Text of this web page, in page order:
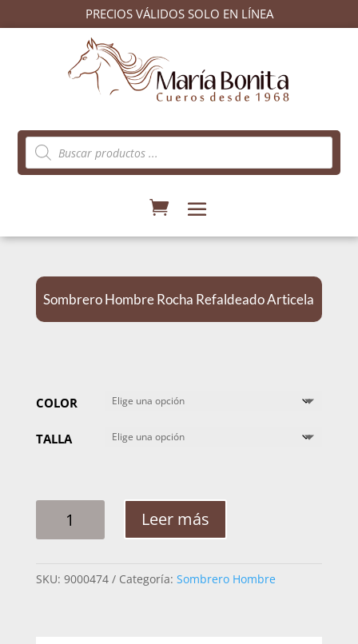
PRECIOS VÁLIDOS SOLO EN LÍNEA
Búsqueda
de
productos
Sombrero Hombre Rocha Refaldeado Articela
COLOR
TALLA
HOMBRE
ARTICELA
Leer más
SKU: 9000474 Categoría: Sombrero Hombre